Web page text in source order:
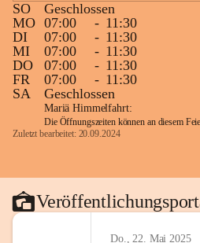
SO
Geschlossen
MO 07:00 - 11:30
DI
07:00 - 11:30
MI
07:00 - 11:30
DO
07:00 - 11:30
FR
07:00 - 11:30
SA
Geschlossen
Mariä Himmelfahrt:
Die Öffnungszeiten können an diesem
Zuletzt bearbeitet: 20.09.2024
Do., 22. Mai 2025